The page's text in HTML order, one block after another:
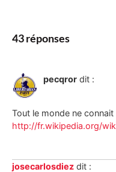
43 réponses
pecqror dit :
Tout le monde ne
http://fr.wikipedia.org/
josecarlosdiez dit :